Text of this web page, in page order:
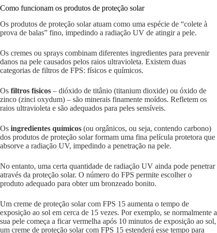
Como funcionam os produtos de proteção solar
Os produtos de proteção solar atuam como uma espécie de “colete à
prova de balas” fino, impedindo a radiação UV de atingir a pele.
Os cremes ou sprays combinam diferentes ingredientes para prevenir
danos na pele causados pelos raios ultravioleta. Existem duas
categorias de filtros de FPS: físicos e químicos.
Os filtros físicos – dióxido de titânio (titanium dioxide) ou óxido de
zinco (zinci oxydum) – são minerais finamente moídos. Refletem os
raios ultravioleta e são adequados para peles sensíveis.
Os ingredientes químicos (ou orgânicos, ou seja, contendo carbono)
dos produtos de proteção solar formam uma fina película protetora que
absorve a radiação UV, impedindo a penetração na pele.
No entanto, uma certa quantidade de radiação UV ainda pode penetrar
através da proteção solar. O número do FPS permite escolher o
produto adequado para obter um bronzeado bonito.
Um creme de proteção solar com FPS 15 aumenta o tempo de
exposição ao sol em cerca de 15 vezes. Por exemplo, se normalmente a
sua pele começa a ficar vermelha após 10 minutos de exposição ao sol,
um creme de proteção solar com FPS 15 estenderá esse tempo para